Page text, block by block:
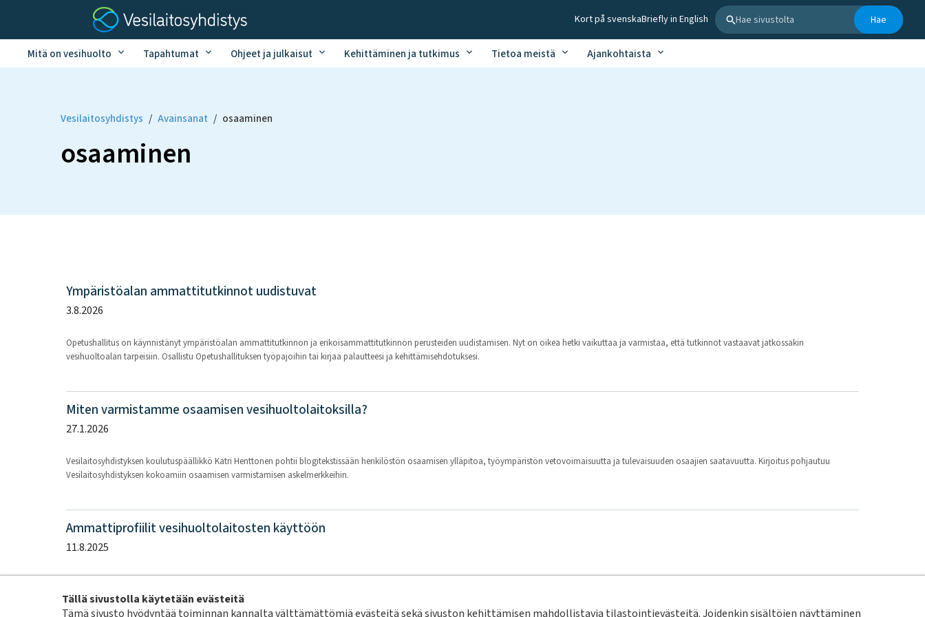
Tällä sivustolla käytetään evästeitä
Tämä sivusto hyödyntää toiminnan kannalta välttämättömiä evästeitä sekä sivuston kehittämisen mahdollistavia tilastointievästeitä. Joidenkin sisältöjen näyttäminen
Kort på svenskaBriefly in English Hae
Mitä on vesihuolto Tapahtumat Ohjeet ja julkaisut Kehittäminen ja tutkimus Tietoa meistä Ajankohtaista
Vesilaitosyhdistys / Avainsanat / osaaminen
osaaminen
Ympäristöalan ammattitutkinnot uudistuvat
3.8.2026
Opetushallitus on käynnistänyt ympäristöalan ammattitutkinnon ja erikoisammattitutkinnon perusteiden uudistamisen. Nyt on oikea hetki vaikuttaa ja varmistaa, että tutkinnot vastaavat jatkossakin
vesihuoltoalan tarpeisiin. Osallistu Opetushallituksen työpajoihin tai kirjaa palautteesi ja kehittämisehdotuksesi.
Miten varmistamme osaamisen vesihuoltolaitoksilla?
27.1.2026
Vesilaitosyhdistyksen koulutuspäällikkö Katri Henttonen pohtii blogitekstissään henkilöstön osaamisen ylläpitoa, työympäristön vetovoimaisuutta ja tulevaisuuden osaajien saatavuutta. Kirjoitus pohjautuu
Vesilaitosyhdistyksen kokoamiin osaamisen varmistamisen askelmerkkeihin.
Ammattiprofiilit vesihuoltolaitosten käyttöön
11.8.2025
Vesihuoltolaitoksille on laadittu ammattiprofiilit vesihuoltolaitoksen johtajan sekä talousveden tuotannosta vastaavan tehtäviin. Ammattiprofiilit ovat tarkoitettu malleiksi, joita vesihuoltolaitokset voivat
hyödyntää oman organisaationsa tarpeiden mukaan.